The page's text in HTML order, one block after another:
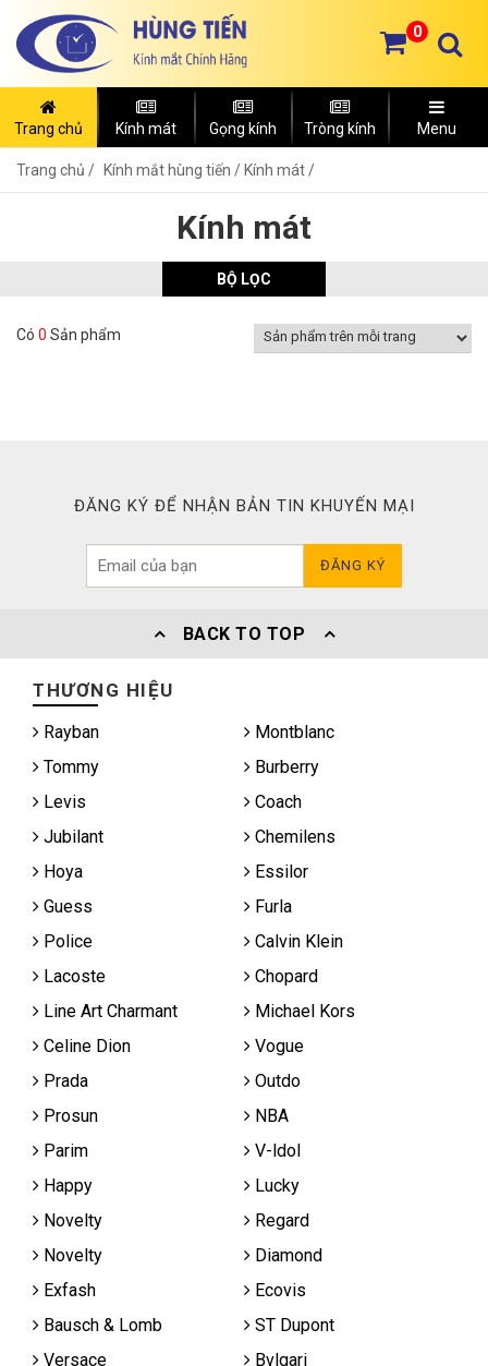
0
Trang chủ Kính mát Gọng kính Tròng kính Menu
Trang chủ Kính mắt hùng tiến / Kính mát /
Kính mát
BỘ LỌC
Có 0 Sản phẩm
ĐĂNG KÝ ĐỂ NHẬN BẢN TIN KHUYẾN MẠI
ĐĂNG KÝ
BACK TO TOP
THƯƠNG HIỆU
Rayban
Montblanc
Tommy
Burberry
Levis
Coach
Jubilant
Chemilens
Hoya
Essilor
Guess
Furla
Police
Calvin Klein
Lacoste
Chopard
Line Art Charmant
Michael Kors
Celine Dion
Vogue
Prada
Outdo
Prosun
NBA
Parim
V-ldol
Happy
Lucky
Novelty
Regard
Novelty
Diamond
Exfash
Ecovis
Bausch & Lomb
ST Dupont
Versace
Bvlgari